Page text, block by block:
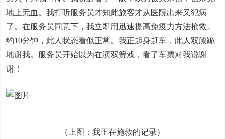
地上无血。我打听服务员才知此旅客才从医院出来又犯病
了。在服务员同意下，我立即用迅速提高免疫力方法抢救。
约10分钟，此人状态看似正常。我正起身赶车，此人双膝跪
地谢我。服务员开始以为在演双簧戏，看了车票对我说谢
谢！
（上图；我正在施救的记录）